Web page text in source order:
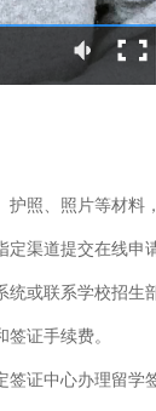
照、照片等材料
渠道提交在线申
或联系学校招生
证手续费。
证中心办理留学